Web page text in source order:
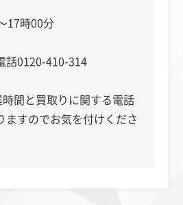
17時00分
話0120-410-314
間と買取りに関する電話
ますのでお気を付けくださ